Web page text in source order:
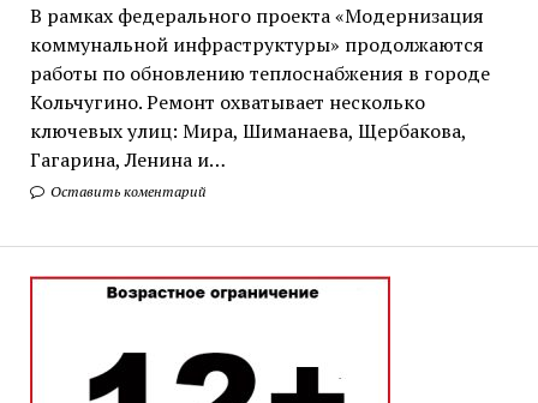
В рамках федерального проекта «Модернизация
коммунальной инфраструктуры» продолжаются
работы по обновлению теплоснабжения в городе
Кольчугино. Ремонт охватывает несколько
ключевых улиц: Мира, Шиманаева, Щербакова,
Гагарина, Ленина и…
Оставить коментарий